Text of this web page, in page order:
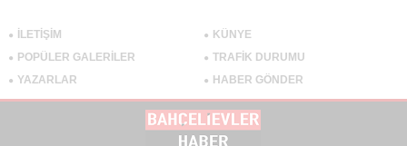
İLETİŞİM
KÜNYE
POPÜLER GALERİLER
TRAFİK DURUMU
YAZARLAR
HABER GÖNDER